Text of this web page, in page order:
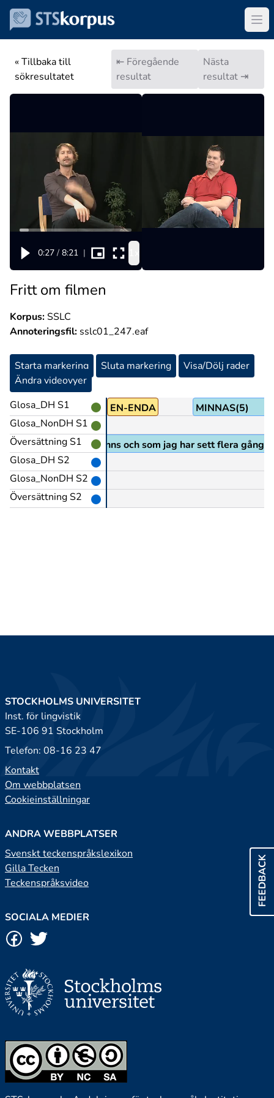
« Tillbaka till
sökresultatet
⇤ Föregående
resultat
Nästa
resultat ⇥
0:27 / 8:21 |
Fritt om filmen
Korpus:SSLC
Annoteringsfil: sslc01_247.eaf
Starta markering Sluta markering
Visa/Dölj rader
Ändra videovyer
Glosa_DH S1
Glosa_NonDH S1
Översättning S1
Glosa_DH S2
Glosa_NonDH S2
Översättning S2
EN-ENDA MINNAS(5)
som jag verkligen minns och som jag har sett flera
FEEDBACK
STOCKHOLMS UNIVERSITET
Inst. för lingvistik
SE-106 91 Stockholm
Telefon: 08-16 23 47
Kontakt
Om webbplatsen
Cookieinställningar
ANDRA WEBBPLATSER
Svenskt teckenspråkslexikon
Gilla Tecken
Teckenspråksvideo
SOCIALA MEDIER